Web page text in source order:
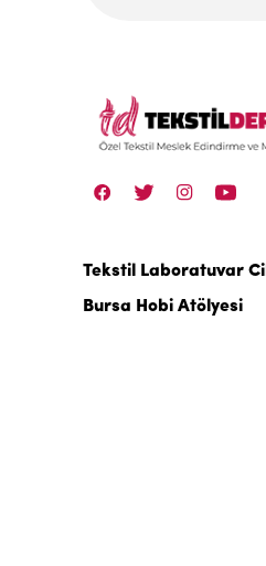
Tekstil Laboratuvar
Bursa Hobi Atölyesi